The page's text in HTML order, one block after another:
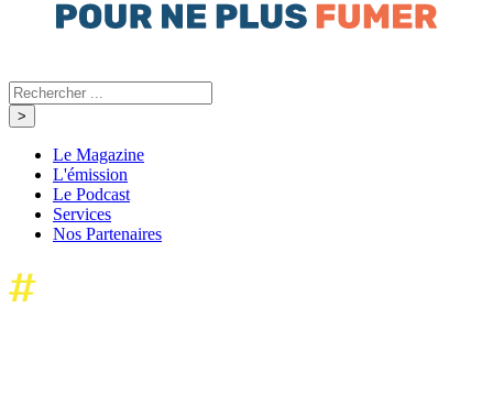
Le Magazine
L'émission
Le Podcast
Services
Nos Partenaires